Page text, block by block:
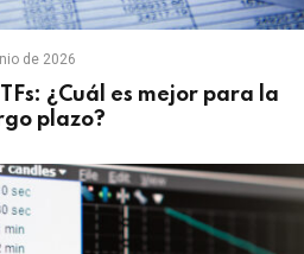
de 2026
¿Cuál es mejor para la
plazo?